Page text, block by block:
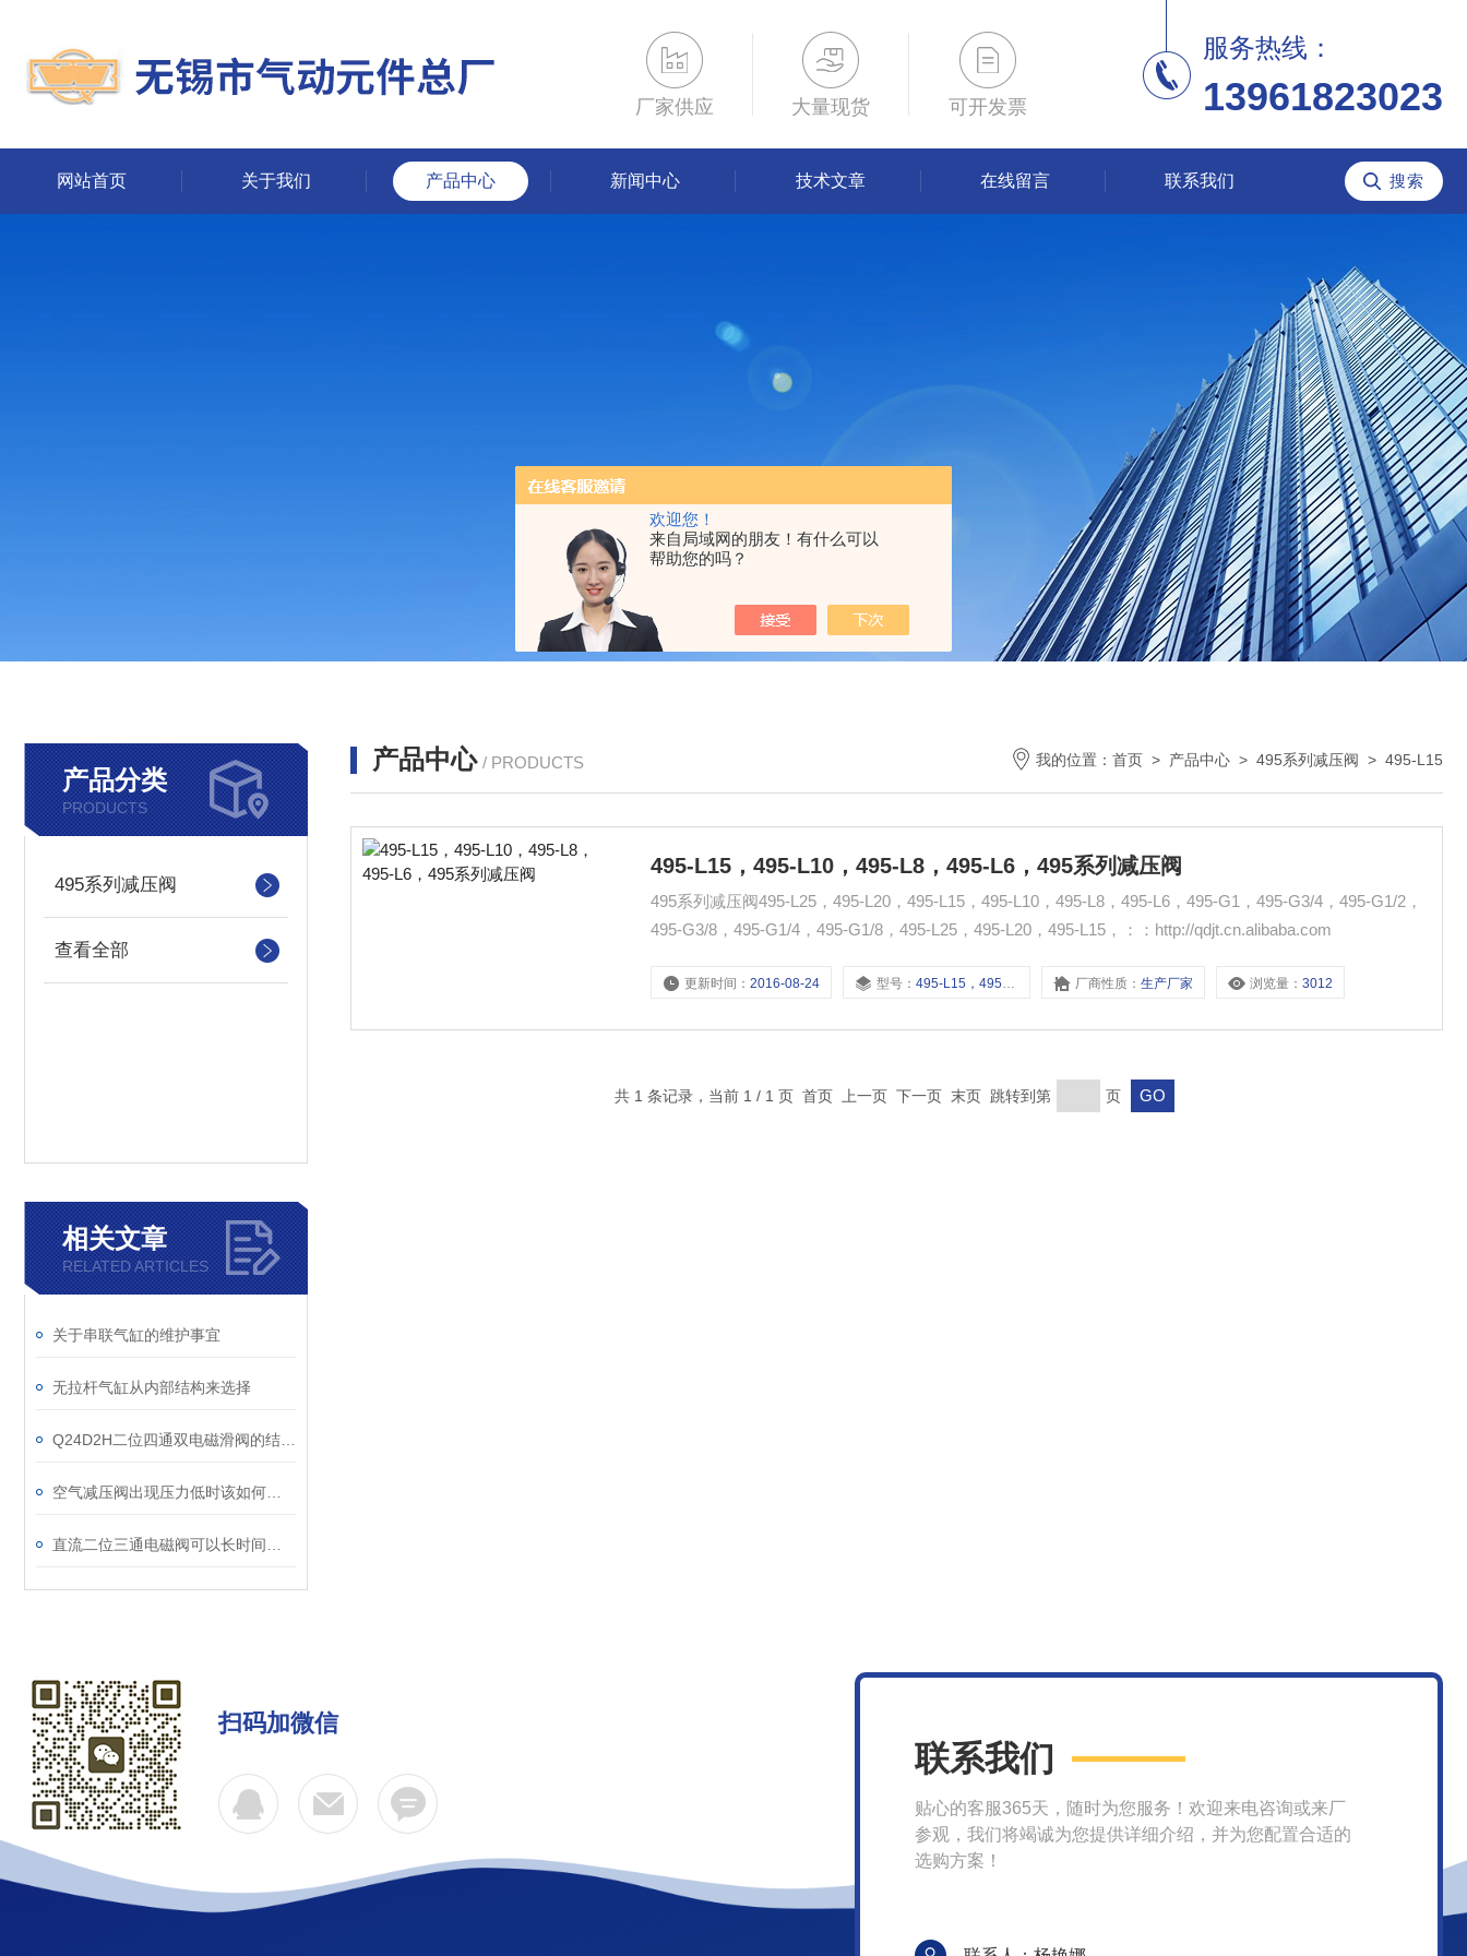
欢迎您！
来自局域网的朋友！有什么可以
帮助您的吗？
厂家供应 大量现货 可开发票
服务热线：
13961823023
网站首页 关于我们 产品中心 新闻中心 技术文章 在线留言 联系我们
产品分类
PRODUCTS
495系列减压阀
查看全部
相关文章
RELATED ARTICLES
关于串联气缸的维护事宜
无拉杆气缸从内部结构来选择
产品中心 / PRODUCTS 我的位置： 首页 > 产品中心 > 495系列减压阀 > 495-L15
495-L15，495-L10，495-L8，495-L6，495系列减压阀
495系列减压阀495-L25，495-L20，495-L15，495-L10，495-L8，495-L6，495-G1，495-G3/4，495-G1/2，
495-G3/8，495-G1/4，495-G1/8，495-L25，495-L20，495-L15，：：http://qdjt.cn.alibaba.com
更新时间：2016-08-24 型号：495-L15，495-L10，495-L8，495-L6， 厂商性质：生产厂家 浏览量：3012
共 1 条记录，当前 1 / 1 页 首页 上一页 下一页 末页 跳转到第 页
扫码加微信
联系我们
贴心的客服365天，随时为您服务！欢迎来电咨询或来厂
参观，我们将竭诚为您提供详细介绍，并为您配置合适的
选购方案！